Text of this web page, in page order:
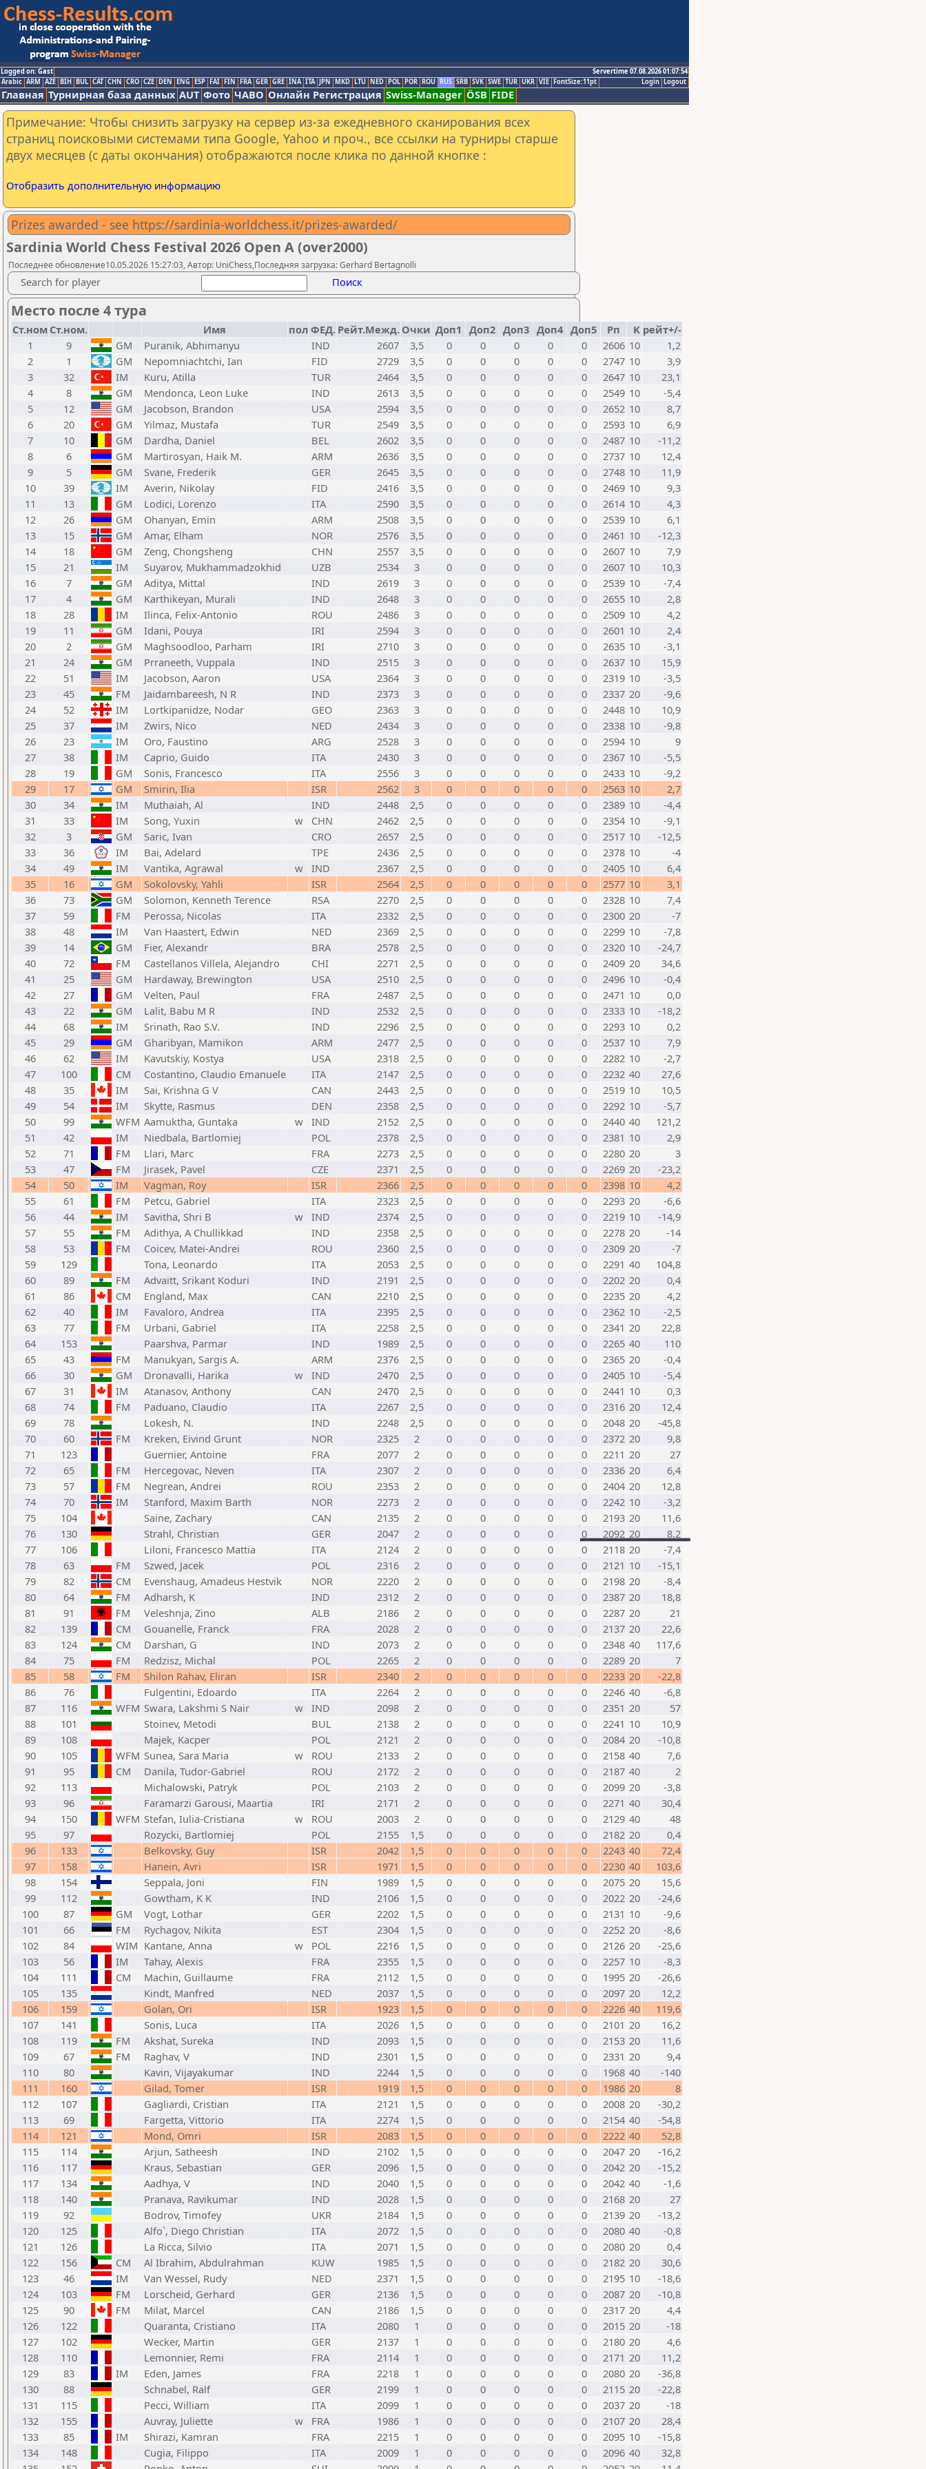
Logged on: Gast
Servertime 07.08.2026 01:07:54
Logout
Login
Arabic ARM AZE BIH BUL CAT CHN CRO CZE DEN ENG ESP FAI FIN FRA GER GRE INA ITA JPN MKD LTU NED POL POR ROU RUS SRB SVK SWE TUR UKR VIE FontSize:11pt
Главная Турнирная база данных AUT Фото ЧАВО Онлайн Регистрация Swiss-Manager ÖSB FIDE
Примечание: Чтобы снизить загрузку на сервер из-за ежедневного сканирования всех
страниц поисковыми системами типа Google, Yahoo и проч., все ссылки на турниры старше
двух месяцев (с даты окончания) отображаются после клика по данной кнопке :
Отобразить дополнительную информацию
Prizes awarded - see https://sardinia-worldchess.it/prizes-awarded/
Sardinia World Chess Festival 2026 Open A (over2000)
Последнее обновление10.05.2026 15:27:03, Автор: UniChess,Последняя загрузка: Gerhard Bertagnolli
Search for player Поиск
Место после 4 тура
Ст.ном Ст.ном. Имя пол ФЕД. Рейт.Межд. Очки Доп1 Доп2 Доп3 Доп4 Доп5 Рп K рейт+/-
1
9 GM Puranik, Abhimanyu IND 2607 3,5 0 0 0 0 0 2606 10
1,2
2
1 GM Nepomniachtchi, Ian FID 2729 3,5 0 0 0 0 0 2747 10
3,9
3
32 IM Kuru, Atilla TUR 2464 3,5 0 0 0 0 0 2647 10
23,1
4
8 GM Mendonca, Leon Luke IND 2613 3,5 0 0 0 0 0 2549 10
-5,4
5
12 GM Jacobson, Brandon USA 2594 3,5 0 0 0 0 0 2652 10
8,7
6
20 GM Yilmaz, Mustafa TUR 2549 3,5 0 0 0 0 0 2593 10
6,9
7
10 GM Dardha, Daniel BEL 2602 3,5 0 0 0 0 0 2487 10
-11,2
8
6 GM Martirosyan, Haik M. ARM 2636 3,5 0 0 0 0 0 2737 10
12,4
9
5 GM Svane, Frederik GER 2645 3,5 0 0 0 0 0 2748 10
11,9
10
39 IM Averin, Nikolay FID 2416 3,5 0 0 0 0 0 2469 10
9,3
11
13 GM Lodici, Lorenzo ITA 2590 3,5 0 0 0 0 0 2614 10
4,3
12
26 GM Ohanyan, Emin ARM 2508 3,5 0 0 0 0 0 2539 10
6,1
13
15 GM Amar, Elham NOR 2576 3,5 0 0 0 0 0 2461 10
-12,3
14
18 GM Zeng, Chongsheng CHN 2557 3,5 0 0 0 0 0 2607 10
7,9
15
21 IM Suyarov, Mukhammadzokhid UZB 2534 3 0 0 0 0 0 2607 10
10,3
16
7 GM Aditya, Mittal IND 2619 3 0 0 0 0 0 2539 10
-7,4
17
4 GM Karthikeyan, Murali IND 2648 3 0 0 0 0 0 2655 10
2,8
18
28 IM Ilinca, Felix-Antonio ROU 2486 3 0 0 0 0 0 2509 10
4,2
19
11 GM Idani, Pouya IRI 2594 3 0 0 0 0 0 2601 10
2,4
20
2 GM Maghsoodloo, Parham IRI 2710 3 0 0 0 0 0 2635 10
-3,1
21
24 GM Prraneeth, Vuppala IND 2515 3 0 0 0 0 0 2637 10
15,9
22
51 IM Jacobson, Aaron USA 2364 3 0 0 0 0 0 2319 10
-3,5
23
45 FM Jaidambareesh, N R IND 2373 3 0 0 0 0 0 2337 20
-9,6
24
52 IM Lortkipanidze, Nodar GEO 2363 3 0 0 0 0 0 2448 10
10,9
25
37 IM Zwirs, Nico NED 2434 3 0 0 0 0 0 2338 10
-9,8
26
23 IM Oro, Faustino ARG 2528 3 0 0 0 0 0 2594 10
9
27
38 IM Caprio, Guido ITA 2430 3 0 0 0 0 0 2367 10
-5,5
28
19 GM Sonis, Francesco ITA 2556 3 0 0 0 0 0 2433 10
-9,2
29
17 GM Smirin, Ilia ISR 2562 3 0 0 0 0 0 2563 10
2,7
30
34 IM Muthaiah, Al IND 2448 2,5 0 0 0 0 0 2389 10
-4,4
31
33 IM Song, Yuxin w CHN 2462 2,5 0 0 0 0 0 2354 10
-9,1
32
3 GM Saric, Ivan CRO 2657 2,5 0 0 0 0 0 2517 10
-12,5
33
36 IM Bai, Adelard TPE 2436 2,5 0 0 0 0 0 2378 10
-4
34
49 IM Vantika, Agrawal w IND 2367 2,5 0 0 0 0 0 2405 10
6,4
35
16 GM Sokolovsky, Yahli ISR 2564 2,5 0 0 0 0 0 2577 10
3,1
36
73 GM Solomon, Kenneth Terence RSA 2270 2,5 0 0 0 0 0 2328 10
7,4
37
59 FM Perossa, Nicolas ITA 2332 2,5 0 0 0 0 0 2300 20
-7
38
48 IM Van Haastert, Edwin NED 2369 2,5 0 0 0 0 0 2299 10
-7,8
39
14 GM Fier, Alexandr BRA 2578 2,5 0 0 0 0 0 2320 10
-24,7
40
72 FM Castellanos Villela, Alejandro CHI 2271 2,5 0 0 0 0 0 2409 20
34,6
41
25 GM Hardaway, Brewington USA 2510 2,5 0 0 0 0 0 2496 10
-0,4
42
27 GM Velten, Paul FRA 2487 2,5 0 0 0 0 0 2471 10
0,0
43
22 GM Lalit, Babu M R IND 2532 2,5 0 0 0 0 0 2333 10
-18,2
44
68 IM Srinath, Rao S.V. IND 2296 2,5 0 0 0 0 0 2293 10
0,2
45
29 GM Gharibyan, Mamikon ARM 2477 2,5 0 0 0 0 0 2537 10
7,9
46
62 IM Kavutskiy, Kostya USA 2318 2,5 0 0 0 0 0 2282 10
-2,7
47
100 CM Costantino, Claudio Emanuele ITA 2147 2,5 0 0 0 0 0 2232 40
27,6
48
35 IM Sai, Krishna G V CAN 2443 2,5 0 0 0 0 0 2519 10
10,5
49
54 IM Skytte, Rasmus DEN 2358 2,5 0 0 0 0 0 2292 10
-5,7
50
99 WFM Aamuktha, Guntaka w IND 2152 2,5 0 0 0 0 0 2440 40
121,2
51
42 IM Niedbala, Bartlomiej POL 2378 2,5 0 0 0 0 0 2381 10
2,9
52
71 FM Llari, Marc FRA 2273 2,5 0 0 0 0 0 2280 20
3
53
47 FM Jirasek, Pavel CZE 2371 2,5 0 0 0 0 0 2269 20
-23,2
54
50 IM Vagman, Roy ISR 2366 2,5 0 0 0 0 0 2398 10
4,2
55
61 FM Petcu, Gabriel ITA 2323 2,5 0 0 0 0 0 2293 20
-6,6
56
44 IM Savitha, Shri B w IND 2374 2,5 0 0 0 0 0 2219 10
-14,9
57
55 FM Adithya, A Chullikkad IND 2358 2,5 0 0 0 0 0 2278 20
-14
58
53 FM Coicev, Matei-Andrei ROU 2360 2,5 0 0 0 0 0 2309 20
-7
59
129 Tona, Leonardo ITA 2053 2,5 0 0 0 0 0 2291 40
104,8
60
89 FM Advaitt, Srikant Koduri IND 2191 2,5 0 0 0 0 0 2202 20
0,4
61
86 CM England, Max CAN 2210 2,5 0 0 0 0 0 2235 20
4,2
62
40 IM Favaloro, Andrea ITA 2395 2,5 0 0 0 0 0 2362 10
-2,5
63
77 FM Urbani, Gabriel ITA 2258 2,5 0 0 0 0 0 2341 20
22,8
64
153 Paarshva, Parmar IND 1989 2,5 0 0 0 0 0 2265 40
110
65
43 FM Manukyan, Sargis A. ARM 2376 2,5 0 0 0 0 0 2365 20
-0,4
66
30 GM Dronavalli, Harika w IND 2470 2,5 0 0 0 0 0 2405 10
-5,4
67
31 IM Atanasov, Anthony CAN 2470 2,5 0 0 0 0 0 2441 10
0,3
68
74 FM Paduano, Claudio ITA 2267 2,5 0 0 0 0 0 2316 20
12,4
69
78 Lokesh, N. IND 2248 2,5 0 0 0 0 0 2048 20
-45,8
70
60 FM Kreken, Eivind Grunt NOR 2325 2 0 0 0 0 0 2372 20
9,8
71
123 Guernier, Antoine FRA 2077 2 0 0 0 0 0 2211 20
27
72
65 FM Hercegovac, Neven ITA 2307 2 0 0 0 0 0 2336 20
6,4
73
57 FM Negrean, Andrei ROU 2353 2 0 0 0 0 0 2404 20
12,8
74
70 IM Stanford, Maxim Barth NOR 2273 2 0 0 0 0 0 2242 10
-3,2
75
104 Saine, Zachary CAN 2135 2 0 0 0 0 0 2193 20
11,6
76
130 Strahl, Christian GER 2047 2 0 0 0 0 0 2092 20
8,2
77
106 Liloni, Francesco Mattia ITA 2124 2 0 0 0 0 0 2118 20
-7,4
78
63 FM Szwed, Jacek POL 2316 2 0 0 0 0 0 2121 10
-15,1
79
82 CM Evenshaug, Amadeus Hestvik NOR 2220 2 0 0 0 0 0 2198 20
-8,4
80
64 FM Adharsh, K IND 2312 2 0 0 0 0 0 2387 20
18,8
81
91 FM Veleshnja, Zino ALB 2186 2 0 0 0 0 0 2287 20
21
82
139 CM Gouanelle, Franck FRA 2028 2 0 0 0 0 0 2137 20
22,6
83
124 CM Darshan, G IND 2073 2 0 0 0 0 0 2348 40
117,6
84
75 FM Redzisz, Michal POL 2265 2 0 0 0 0 0 2289 20
7
85
58 FM Shilon Rahav, Eliran ISR 2340 2 0 0 0 0 0 2233 20
-22,8
86
76 Fulgentini, Edoardo ITA 2264 2 0 0 0 0 0 2246 40
-6,8
87
116 WFM Swara, Lakshmi S Nair w IND 2098 2 0 0 0 0 0 2351 20
57
88
101 Stoinev, Metodi BUL 2138 2 0 0 0 0 0 2241 10
10,9
89
108 Majek, Kacper POL 2121 2 0 0 0 0 0 2084 20
-10,8
90
105 WFM Sunea, Sara Maria w ROU 2133 2 0 0 0 0 0 2158 40
7,6
91
95 CM Danila, Tudor-Gabriel ROU 2172 2 0 0 0 0 0 2187 40
2
92
113 Michalowski, Patryk POL 2103 2 0 0 0 0 0 2099 20
-3,8
93
96 Faramarzi Garousi, Maartia IRI 2171 2 0 0 0 0 0 2271 40
30,4
94
150 WFM Stefan, Iulia-Cristiana w ROU 2003 2 0 0 0 0 0 2129 40
48
95
97 Rozycki, Bartlomiej POL 2155 1,5 0 0 0 0 0 2182 20
0,4
96
133 Belkovsky, Guy ISR 2042 1,5 0 0 0 0 0 2243 40
72,4
97
158 Hanein, Avri ISR 1971 1,5 0 0 0 0 0 2230 40
103,6
98
154 Seppala, Joni FIN 1989 1,5 0 0 0 0 0 2075 20
15,6
99
112 Gowtham, K K IND 2106 1,5 0 0 0 0 0 2022 20
-24,6
100
87 GM Vogt, Lothar GER 2202 1,5 0 0 0 0 0 2131 10
-9,6
101
66 FM Rychagov, Nikita EST 2304 1,5 0 0 0 0 0 2252 20
-8,6
102
84 WIM Kantane, Anna w POL 2216 1,5 0 0 0 0 0 2126 20
-25,6
103
56 IM Tahay, Alexis FRA 2355 1,5 0 0 0 0 0 2257 10
-8,3
104
111 CM Machin, Guillaume FRA 2112 1,5 0 0 0 0 0 1995 20
-26,6
105
135 Kindt, Manfred NED 2037 1,5 0 0 0 0 0 2097 20
12,2
106
159 Golan, Ori ISR 1923 1,5 0 0 0 0 0 2226 40
119,6
107
141 Sonis, Luca ITA 2026 1,5 0 0 0 0 0 2101 20
16,2
108
119 FM Akshat, Sureka IND 2093 1,5 0 0 0 0 0 2153 20
11,6
109
67 FM Raghav, V IND 2301 1,5 0 0 0 0 0 2331 20
9,4
110
80 Kavin, Vijayakumar IND 2244 1,5 0 0 0 0 0 1968 40
-140
111
160 Gilad, Tomer ISR 1919 1,5 0 0 0 0 0 1986 20
8
112
107 Gagliardi, Cristian ITA 2121 1,5 0 0 0 0 0 2008 20
-30,2
113
69 Fargetta, Vittorio ITA 2274 1,5 0 0 0 0 0 2154 40
-54,8
114
121 Mond, Omri ISR 2083 1,5 0 0 0 0 0 2222 40
52,8
115
114 Arjun, Satheesh IND 2102 1,5 0 0 0 0 0 2047 20
-16,2
116
117 Kraus, Sebastian GER 2096 1,5 0 0 0 0 0 2042 20
-15,2
117
134 Aadhya, V IND 2040 1,5 0 0 0 0 0 2042 40
-1,6
118
140 Pranava, Ravikumar IND 2028 1,5 0 0 0 0 0 2168 20
27
119
92 Bodrov, Timofey UKR 2184 1,5 0 0 0 0 0 2139 20
-13,2
120
125 Alfo`, Diego Christian ITA 2072 1,5 0 0 0 0 0 2080 40
-0,8
121
126 La Ricca, Silvio ITA 2071 1,5 0 0 0 0 0 2080 20
0,4
122
156 CM Al Ibrahim, Abdulrahman KUW 1985 1,5 0 0 0 0 0 2182 20
30,6
123
46 IM Van Wessel, Rudy NED 2371 1,5 0 0 0 0 0 2195 10
-18,6
124
103 FM Lorscheid, Gerhard GER 2136 1,5 0 0 0 0 0 2087 20
-10,8
125
90 FM Milat, Marcel CAN 2186 1,5 0 0 0 0 0 2317 20
4,4
126
122 Quaranta, Cristiano ITA 2080 1 0 0 0 0 0 2015 20
-18
127
102 Wecker, Martin GER 2137 1 0 0 0 0 0 2180 20
4,6
128
110 Lemonnier, Remi FRA 2114 1 0 0 0 0 0 2171 20
11,2
129
83 IM Eden, James FRA 2218 1 0 0 0 0 0 2080 20
-36,8
130
88 Schnabel, Ralf GER 2199 1 0 0 0 0 0 2115 20
-22,8
131
115 Pecci, William ITA 2099 1 0 0 0 0 0 2037 20
-18
132
155 Auvray, Juliette w FRA 1986 1 0 0 0 0 0 2107 20
28,4
133
85 IM Shirazi, Kamran FRA 2215 1 0 0 0 0 0 2095 10
-15,8
134
148 Cugia, Filippo ITA 2009 1 0 0 0 0 0 2096 40
32,8